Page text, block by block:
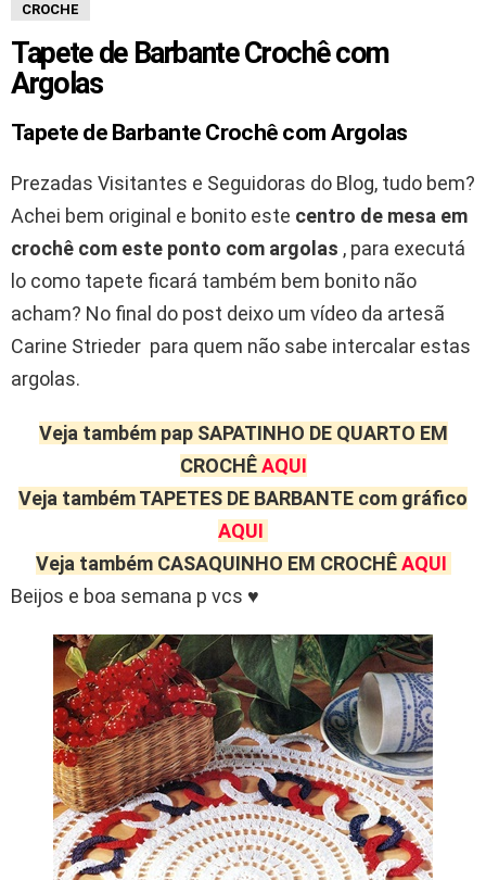
CROCHE
Tapete de Barbante Crochê com
Argolas
Tapete de Barbante Crochê com Argolas
Prezadas Visitantes e Seguidoras do Blog, tudo bem?
Achei bem original e bonito este centro de mesa em
crochê com este ponto com argolas , para executá
lo como tapete ficará também bem bonito não
acham? No final do post deixo um vídeo da artesã
Carine Strieder para quem não sabe intercalar estas
argolas.
Veja também pap SAPATINHO DE QUARTO EM
CROCHÊAQUI
Veja também TAPETES DE BARBANTE com gráfico
AQUI
Veja também CASAQUINHO EM CROCHÊAQUI
Beijos e boa semana p vcs ♥